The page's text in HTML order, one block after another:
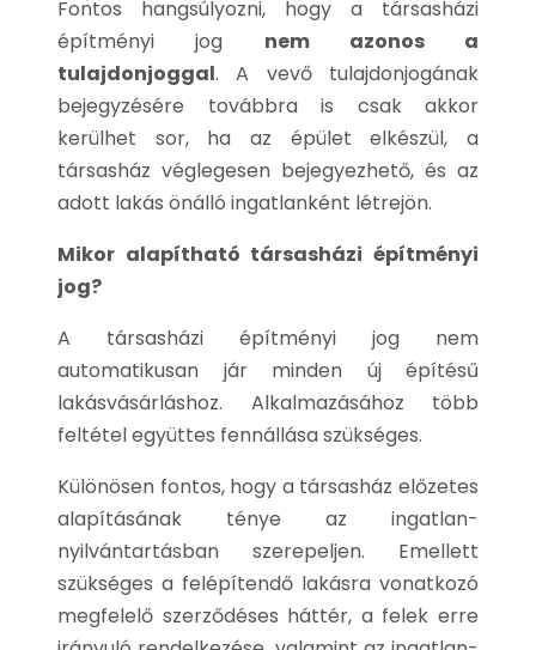
Fontos hangsúlyozni, hogy a társasházi
építményi jog nem azonos a
tulajdonjoggal. A vevő tulajdonjogának
bejegyzésére továbbra is csak akkor
kerülhet sor, ha az épület elkészül, a
társasház véglegesen bejegyezhető, és az
adott lakás önálló ingatlanként létrejön.
Mikor alapítható társasházi építményi
jog?
A társasházi építményi jog nem
automatikusan jár minden új építésű
lakásvásárláshoz. Alkalmazásához több
feltétel együttes fennállása szükséges.
Különösen fontos, hogy a társasház előzetes
alapításának ténye az ingatlan-
nyilvántartásban szerepeljen. Emellett
szükséges a felépítendő lakásra vonatkozó
megfelelő szerződéses háttér, a felek erre